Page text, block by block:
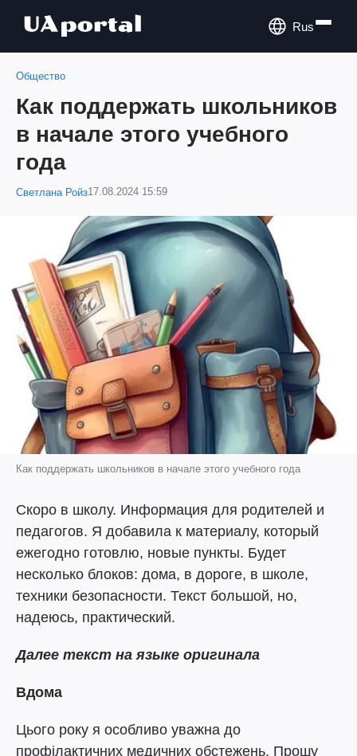
Rus
Общество
Как поддержать школьников
в начале этого учебного
года
Светлана Ройз17.08.2024 15:59
Как поддержать школьников в начале этого учебного года
Скоро в школу. Информация для родителей и
педагогов. Я добавила к материалу, который
ежегодно готовлю, новые пункты. Будет
несколько блоков: дома, в дороге, в школе,
техники безопасности. Текст большой, но,
надеюсь, практический.
Далее текст на языке оригинала
Вдома
Цього року я особливо уважна до
профілактичних медичних обстежень. Прошу